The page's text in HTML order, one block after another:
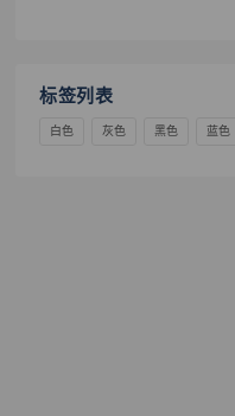
标签列表
白色 灰色 黑色 蓝色